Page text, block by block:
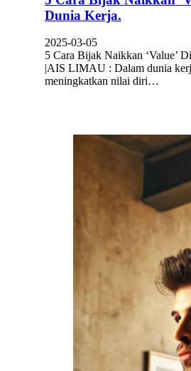
Dunia Kerja.
2025-03-05
5 Cara Bijak Naikkan ‘Value’
|AIS LIMAU : Dalam dunia
meningkatkan nilai diri…